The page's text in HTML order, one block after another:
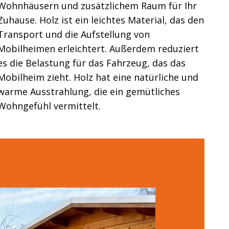
und zusätzlichem Raum für Ihr
Holz ist ein leichtes Material, das den
und die Aufstellung von
erleichtert. Außerdem reduziert
die Belastung für das Fahrzeug, das das
zieht. Holz hat eine natürliche und
Ausstrahlung, die ein gemütliches
vermittelt.